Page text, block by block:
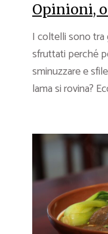
Opinioni,
I coltelli sono tra
sfruttati perché
sminuzzare e
lama si rovina?